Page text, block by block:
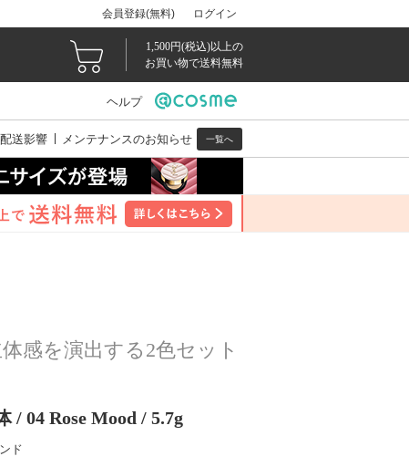
会員登録(無料) ログイン
1,500円(税込)以上の
お買い物で送料無料
ヘルプ
送影響 メンテナンスのお知らせ 一覧へ
感を演出する2色セット
/ 04 Rose Mood / 5.7g
ド